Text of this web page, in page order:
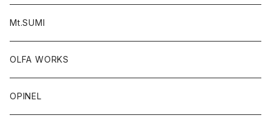
Mt.SUMI
OLFA WORKS
OPINEL